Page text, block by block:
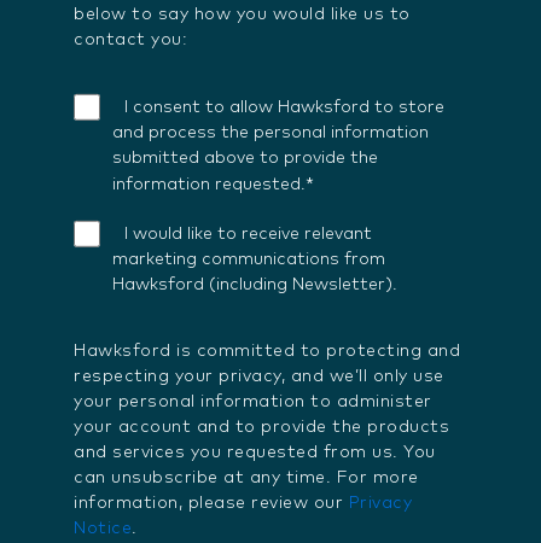
below to say how you would like us to
contact you:
I consent to allow Hawksford to store
and process the personal information
submitted above to provide the
information requested.*
I would like to receive relevant
marketing communications from
Hawksford (including Newsletter).
Hawksford is committed to protecting and
respecting your privacy, and we’ll only use
your personal information to administer
your account and to provide the products
and services you requested from us. You
can unsubscribe at any time. For more
information, please review our Privacy
Notice.